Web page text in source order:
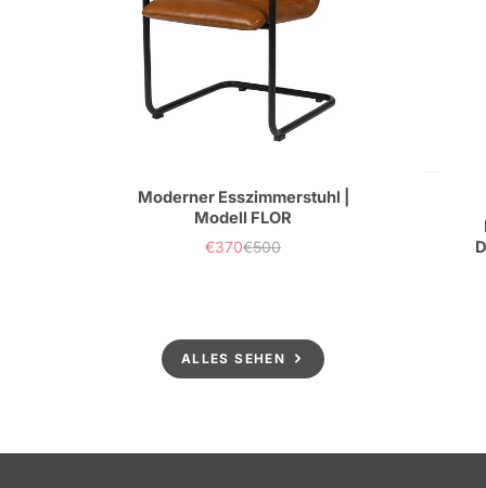
Moderner Esszimmerstuhl |
Modell FLOR
Verkaufspreis
€370Normaler
€500
ALLES SEHEN